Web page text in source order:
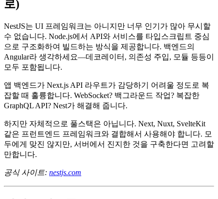
NestJS: Swagger가 있는 백엔드 (말 그대
로)
NestJS는 UI 프레임워크는 아니지만 너무 인기가 많아 무시할
수 없습니다. Node.js에서 API와 서비스를 타입스크립트 중심
으로 구조화하여 빌드하는 방식을 제공합니다. 백엔드의
Angular라 생각하세요—데코레이터, 의존성 주입, 모듈 등등이
모두 포함됩니다.
앱 백엔드가 Next.js API 라우트가 감당하기 어려울 정도로 복
잡할 때 훌륭합니다. WebSocket? 백그라운드 작업? 복잡한
GraphQL API? Nest가 해결해 줍니다.
하지만 자체적으로 풀스택은 아닙니다. Next, Nuxt, SvelteKit
같은 프런트엔드 프레임워크와 결합해서 사용해야 합니다. 모
두에게 맞진 않지만, 서버에서 진지한 것을 구축한다면 고려할
만합니다.